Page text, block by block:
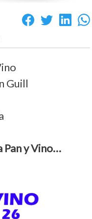
Guill
Pan y Vino…